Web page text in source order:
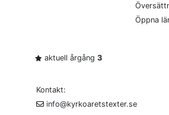
Öppna
aktuell årgång 3
Kontakt:
info@kyrkoaretstexter.se